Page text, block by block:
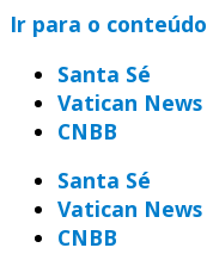
Ir para o conteúdo
Santa Sé
Vatican News
CNBB
Santa Sé
Vatican News
CNBB